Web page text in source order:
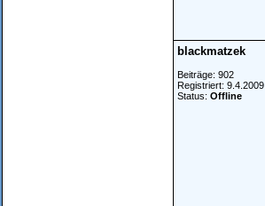
blackmatzek
Beiträge: 902
Registriert: 9.4.2009
Status: Offline